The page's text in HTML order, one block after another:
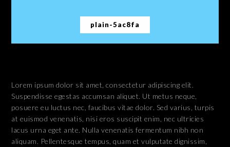
plain-5ac8fa
Lorem ipsum dolor sit amet, consectetur adipiscing elit.
Suspendisse egestas accumsan aliquet. Ut metus neque,
posuere eu luctus nec, faucibus vitae dolor. Sed varius, turpis
at euismod venenatis, nisi eros suscipit enim, nec ultricies
lacus urna eget ante. Nulla venenatis fermentum nibh non
aliquam. Pellentesque tempus, quam et vulputate dignissim,